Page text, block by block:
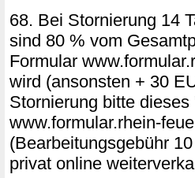
68. Bei Stornierung 14
sind 80 % vom
Formular
wird (ansonsten + 30
Stornierung bitte
www.formular.rhein-
(Bearbeitungsgebühr
privat online